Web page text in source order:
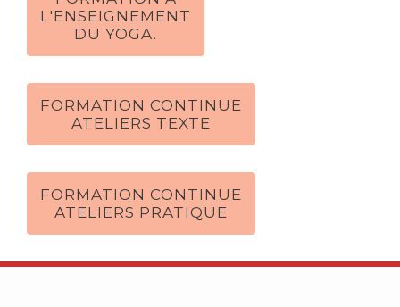
L'ENSEIGNEMENT
DU YOGA.
FORMATION CONTINUE
ATELIERS TEXTE
FORMATION CONTINUE
ATELIERS PRATIQUE